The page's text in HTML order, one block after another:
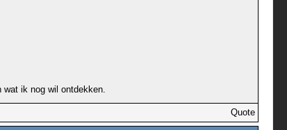
ik nog wil ontdekken.
Quote